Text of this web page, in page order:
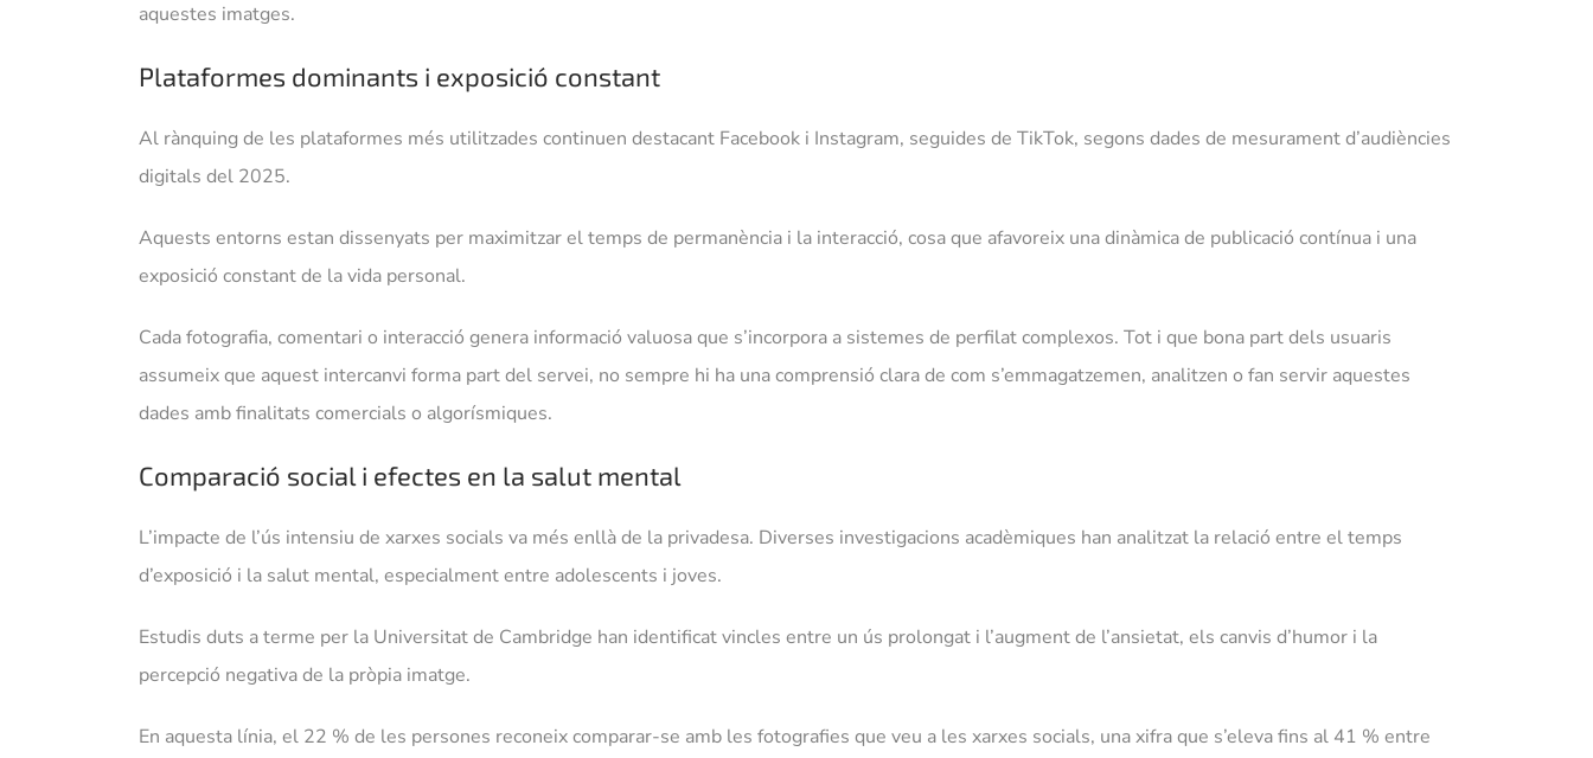
aquestes imatges.
Plataformes dominants i exposició constant
Al rànquing de les plataformes més utilitzades continuen destacant Facebook i Instagram, seguides de TikTok, segons dades de mesurament d’audiències
digitals del 2025.
Aquests entorns estan dissenyats per maximitzar el temps de permanència i la interacció, cosa que afavoreix una dinàmica de publicació contínua i una
exposició constant de la vida personal.
Cada fotografia, comentari o interacció genera informació valuosa que s’incorpora a sistemes de perfilat complexos. Tot i que bona part dels usuaris
assumeix que aquest intercanvi forma part del servei, no sempre hi ha una comprensió clara de com s’emmagatzemen, analitzen o fan servir aquestes
dades amb finalitats comercials o algorísmiques.
Comparació social i efectes en la salut mental
L’impacte de l’ús intensiu de xarxes socials va més enllà de la privadesa. Diverses investigacions acadèmiques han analitzat la relació entre el temps
d’exposició i la salut mental, especialment entre adolescents i joves.
Estudis duts a terme per la Universitat de Cambridge han identificat vincles entre un ús prolongat i l’augment de l’ansietat, els canvis d’humor i la
percepció negativa de la pròpia imatge.
En aquesta línia, el 22 % de les persones reconeix comparar-se amb les fotografies que veu a les xarxes socials, una xifra que s’eleva fins al 41 % entre